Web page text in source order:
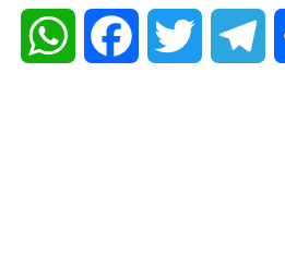
WhatsApp Facebook Twitter